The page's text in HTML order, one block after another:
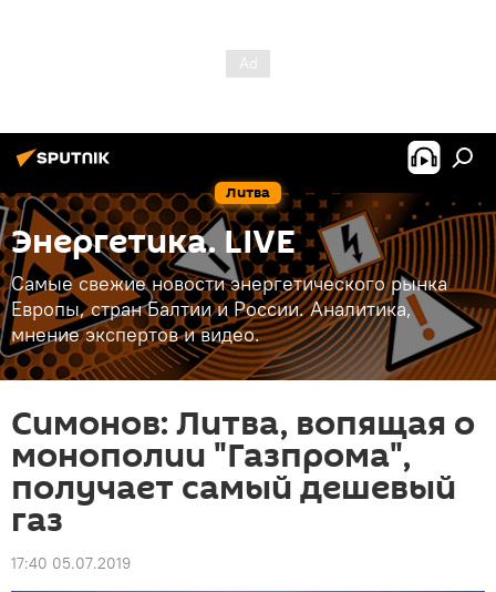
Литва
Энергетика. LIVE
Самые свежие новости энергетического рынка
Европы, стран Балтии и России. Аналитика,
мнение экспертов и видео.
Симонов: Литва, вопящая о
монополии "Газпрома",
получает самый дешевый
газ
17:40 05.07.2019